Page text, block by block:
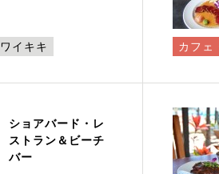
ワイキキ カフェ
ショアバード・レ
ストラン＆ビーチ
バー